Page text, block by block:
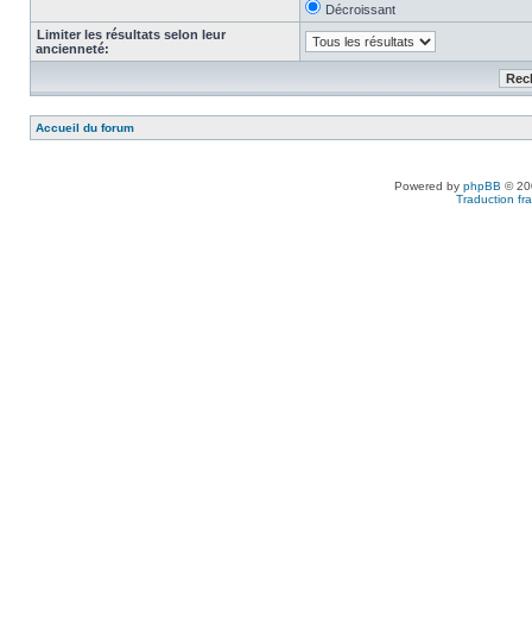
Décroissant
Limiter les résultats selon leur
ancienneté:
Accueil du forum
Powered by phpBB ©
Traduction